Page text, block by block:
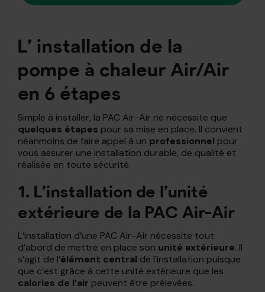
L’ installation de la
pompe à chaleur Air/Air
en 6 étapes
Simple à installer, la PAC Air-Air ne nécessite que
quelques étapes pour sa mise en place. Il convient
néanmoins de faire appel à un professionnel pour
vous assurer une installation durable, de qualité et
réalisée en toute sécurité.
1. L’installation de l’unité
extérieure de la PAC Air-Air
L’installation d’une PAC Air-Air nécessite tout
d’abord de mettre en place son unité extérieure. Il
s’agit de l’élément central de l’installation puisque
que c’est grâce à cette unité extérieure que les
calories de l’air peuvent être prélevées.